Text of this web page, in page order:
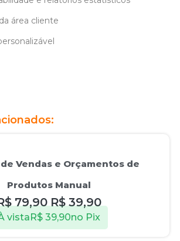
área cliente
Vendas e Orçamentos de
Produtos Manual
79,90 R$39,90
vistaR$39,90no Pix